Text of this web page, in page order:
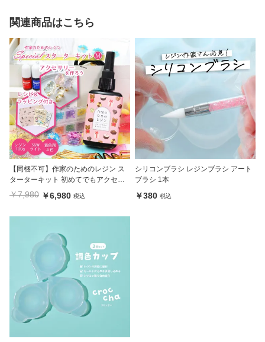
関連商品はこちら
【同梱不可】作家のためのレジン ス
ターターキット 初めてでもアクセサ
リーが作れる アクセサリーキット レ
シピ動画付き
￥7,980 ￥6,980 税込
シリコンブラシ レジンブラシ アート
ブラシ 1本
￥380 税込